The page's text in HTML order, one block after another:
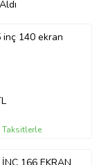
140 ekran
Taksitlerle